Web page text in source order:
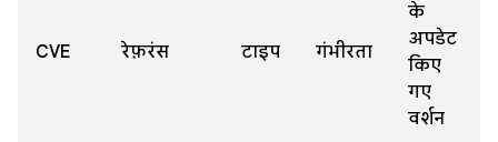
CVE रेफ़रंस टाइप गंभीरता
के
अपडेट
किए
गए
वर्शन